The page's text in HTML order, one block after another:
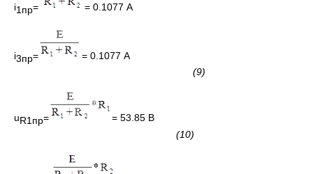
i1пр= = 0.1077 А
i3пр=
= 0.1077 А
(9)
uR1пр=
= 53.85 В
(10)